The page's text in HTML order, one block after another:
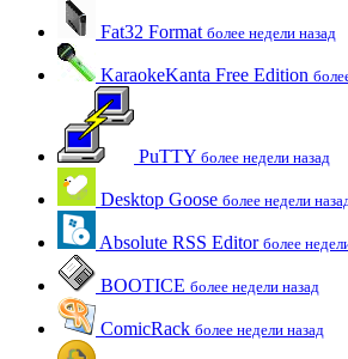
Fat32 Format более недели назад
KaraokeKanta Free Edition
PuTTY более недели назад
Desktop Goose более недели
Absolute RSS Editor более
BOOTICE более недели назад
ComicRack более недели назад